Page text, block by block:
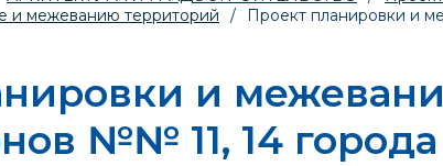
и межеванию территорий
/ Проект планировки и
и
№№ 11, 14